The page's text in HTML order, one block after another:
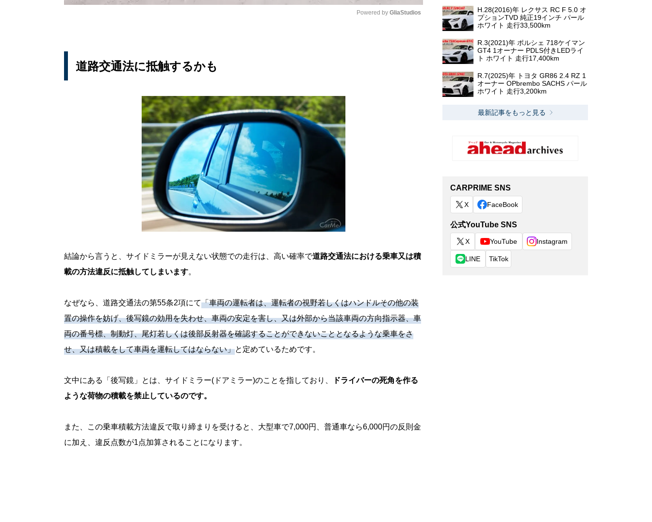
Powered by GliaStudios
道路交通法に抵触するかも
結論から言うと、サイドミラーが見えない状態での走行は、高い確率で道路交通法における乗車又は積
載の方法違反に抵触してしまいます。
なぜなら、道路交通法の第55条2項にて「車両の運転者は、運転者の視野若しくはハンドルその他の装
置の操作を妨げ、後写鏡の効用を失わせ、車両の安定を害し、又は外部から当該車両の方向指示器、車
両の番号標、制動灯、尾灯若しくは後部反射器を確認することができないこととなるような乗車をさ
せ、又は積載をして車両を運転してはならない」と定めているためです。
文中にある「後写鏡」とは、サイドミラー(ドアミラー)のことを指しており、
ドライバーの死角を作る
ような荷物の積載を禁止しているのです。
また、この乗車積載方法違反で取り締まりを受けると、大型車で7,000円、普通車なら6,000円の反則金
に加え、違反点数が1点加算されることになります。
H.28(2016)年 レクサス RC F 5.0 オ
プションTVD 純正19インチ パール
ホワイト 走行33,500km
R.3(2021)年 ポルシェ 718ケイマン
GT4 1オーナー PDLS付きLEDライ
ト ホワイト 走行17,400km
R.7(2025)年 トヨタ GR86 2.4 RZ 1
オーナー OPbrembo SACHS パール
ホワイト 走行3,200km
最新記事をもっと見る
CARPRIME SNS
X FaceBook
公式YouTube SNS
X YouTube Instagram
LINE TikTok